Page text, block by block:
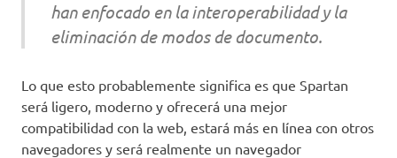
han enfocado en la interoperabilidad y la
eliminación de modos de documento.
Lo que esto probablemente significa es que Spartan
será ligero, moderno y ofrecerá una mejor
compatibilidad con la web, estará más en línea con otros
navegadores y será realmente un navegador